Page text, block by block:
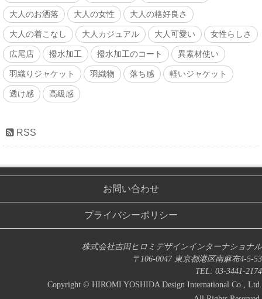
大人のお洒落 大人の女性 大人の格好良さ
大人の着こなし 大人カジュアル 大人可愛い 女性らしさ
広尾店 撥水加工 撥水加工のコート 異素材使い
羽織りジャケット 羽織物 落ち感 軽いジャケット
透け感 高級感
RSS
お問い合わせ
プライバシーポリシー
株式会社吉田ヒロミデザインインターナショナル
〒106-0047 東京都港区南麻布4-5-53
TEL: 03-3441-2174
Copyright © HIROMI YOSHIDA Design International Co., Ltd.